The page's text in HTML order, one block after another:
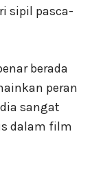
sipil pasca-
berada
peran
sangat
dalam film